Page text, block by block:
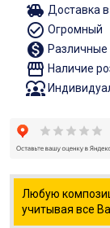
toys Доставка
check_circle_outline Огромный
monetization_on
storefront Наличие
diversity_1
Любую
учитывая все